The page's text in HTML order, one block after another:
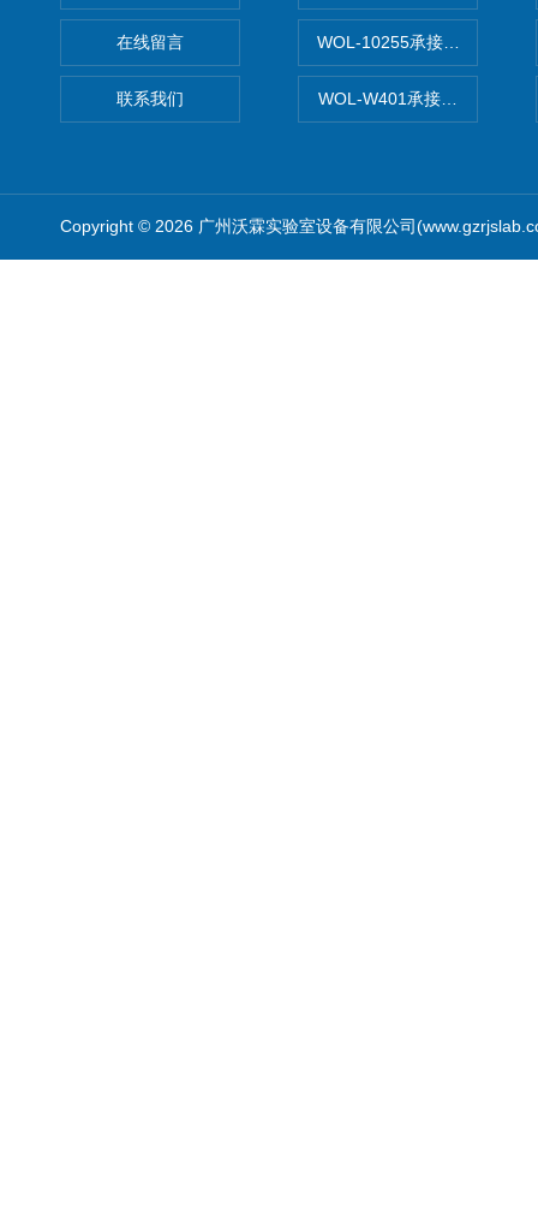
在线留言
联系我们
WOL-10255承接清远电子
WOL-W401承接食品QS认
Copyright © 2026 广州沃霖实验室设备有限公司